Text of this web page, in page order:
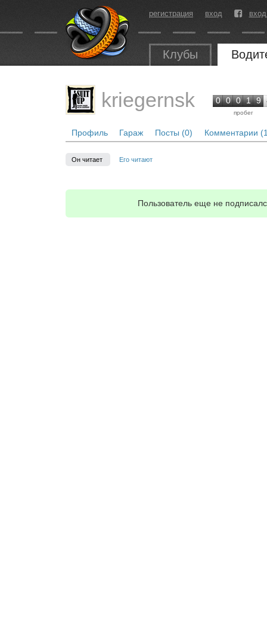
регистрация вход
Клубы
kriegernsk 0 0 0 1 9
пробег
Профиль Гараж Посты (0) Комментарии
Он читает Его читают
Пользователь еще не